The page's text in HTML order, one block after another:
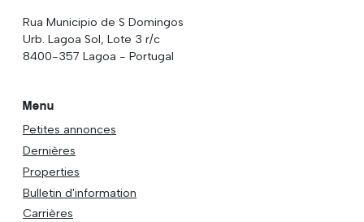
Rua Municipio de S Domingos
Urb. Lagoa Sol, Lote 3 r/c
8400-357 Lagoa - Portugal
Menu
Petites annonces
Dernières
Properties
Bulletin d'information
Carrières